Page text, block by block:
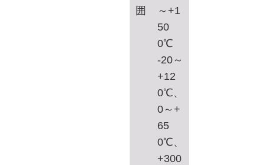
囲
～+1
50
0℃
-20～
+12
0℃、
0～+
65
0℃、
+300